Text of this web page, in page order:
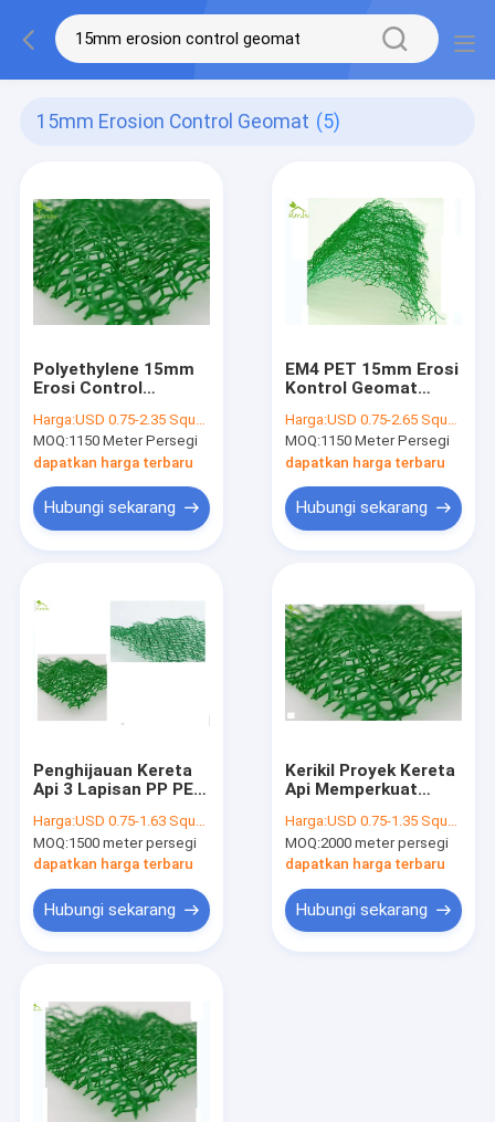
15mm Erosion Control Geomat (5)
Polyethylene 15mm
Erosi Control
Konstruksi Kereta
Api
Harga:USD 0.75-2.35 Square Meter
MOQ:1150 Meter Persegi
dapatkan harga terbaru
Hubungi sekarang
EM4 PET 15mm Erosi
Kontrol Geomat
Pemeliharaan Air
Harga:USD 0.75-2.65 Square Meter
MOQ:1150 Meter Persegi
dapatkan harga terbaru
Hubungi sekarang
Penghijauan Kereta
Api 3 Lapisan PP PET
Tanah Konsolidasi
Anti-Erosi EM3
Rumput Melindungi
Harga:USD 0.75-1.63 Square Meter
MOQ:1500 meter persegi
dapatkan harga terbaru
Hubungi sekarang
Kerikil Proyek Kereta
Api Memperkuat
Kontrol Erosi
Geomat HDPE
Harga:USD 0.75-1.35 Square Meter
MOQ:2000 meter persegi
dapatkan harga terbaru
Hubungi sekarang